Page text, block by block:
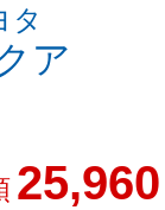
タ
ア
25,960